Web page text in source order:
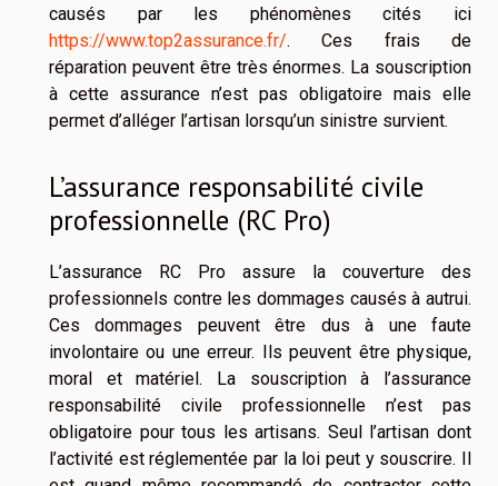
causés par les phénomènes cités ici
https://www.top2assurance.fr/. Ces frais de
réparation peuvent être très énormes. La souscription
à cette assurance n’est pas obligatoire mais elle
permet d’alléger l’artisan lorsqu’un sinistre survient.
L’assurance responsabilité civile
professionnelle (RC Pro)
L’assurance RC Pro assure la couverture des
professionnels contre les dommages causés à autrui.
Ces dommages peuvent être dus à une faute
involontaire ou une erreur. Ils peuvent être physique,
moral et matériel. La souscription à l’assurance
responsabilité civile professionnelle n’est pas
obligatoire pour tous les artisans. Seul l’artisan dont
l’activité est réglementée par la loi peut y souscrire. Il